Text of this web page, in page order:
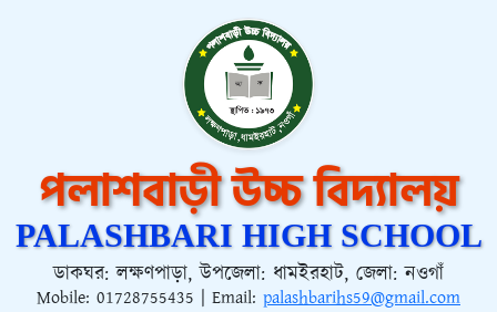
পলাশবাড়ী উচ্চ বিদ্যালয়
PALASHBARI HIGH SCHOOL
ডাকঘর: লক্ষণপাড়া, উপজেলা: ধামইরহাট, জেলা: নওগাঁ
Mobile: 01728755435 | Email: palashbarihs59@gmail.com